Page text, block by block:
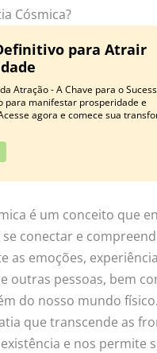
k a
m t
Cósmica?
para Atrair
Atração - A Chave para o
para manifestar prosperidade e
agora e comece sua
é um conceito que
se conectar e
as emoções,
outras pessoas, bem
do nosso mundo
que transcende as
e nos permite